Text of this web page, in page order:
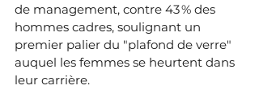
de management, contre 43 % des
hommes cadres, soulignant un
premier palier du "plafond de verre"
auquel les femmes se heurtent dans
leur carrière.